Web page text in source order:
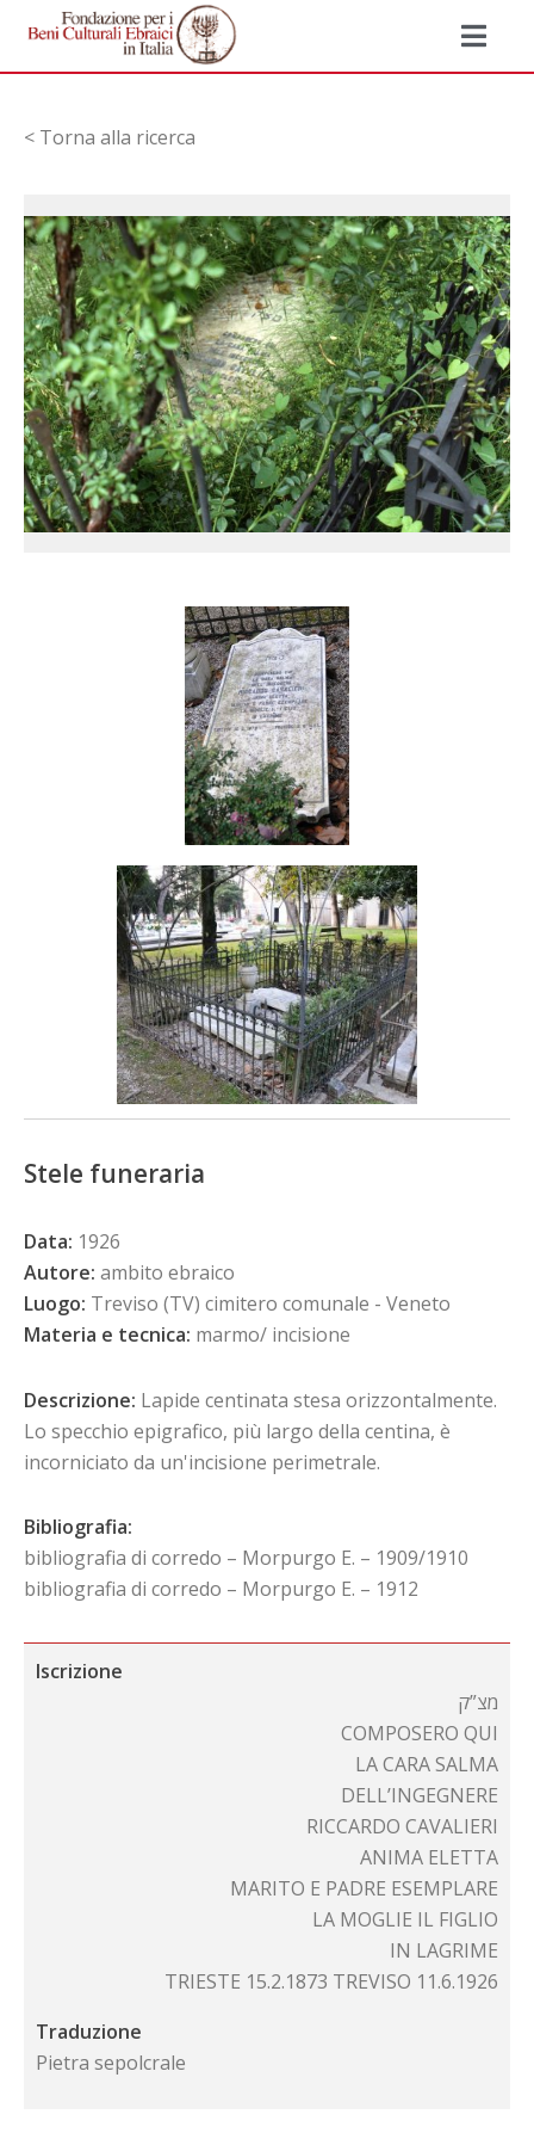
< Torna alla ricerca
Stele funeraria
Data: 1926
Autore: ambito ebraico
Luogo: Treviso (TV) cimitero comunale - Veneto
Materia e tecnica: marmo/ incisione
Descrizione: Lapide centinata stesa orizzontalmente.
Lo specchio epigrafico, più largo della centina, è
incorniciato da un'incisione perimetrale.
Bibliografia:
bibliografia di corredo – Morpurgo E. – 1909/1910
bibliografia di corredo – Morpurgo E. – 1912
Iscrizione
מצ”ק
COMPOSERO QUI
LA CARA SALMA
DELL’INGEGNERE
RICCARDO CAVALIERI
ANIMA ELETTA
MARITO E PADRE ESEMPLARE
LA MOGLIE IL FIGLIO
IN LAGRIME
TRIESTE 15.2.1873 TREVISO 11.6.1926
Traduzione
Pietra sepolcrale